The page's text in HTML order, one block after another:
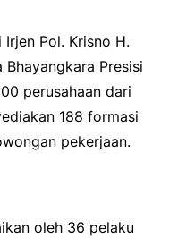
Pol. Krisno H.
Presisi
perusahaan dari
188 formasi
pekerjaan.
oleh 36 pelaku